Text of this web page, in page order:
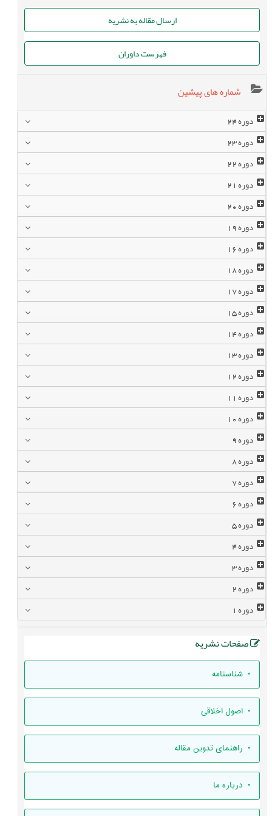
ارسال مقاله به نشریه
فهرست داوران
شماره های پیشین
دوره24
دوره23
دوره22
دوره21
دوره20
دوره19
دوره16
دوره18
دوره17
دوره15
دوره14
دوره13
دوره12
دوره11
دوره10
دوره9
دوره8
دوره7
دوره6
دوره5
دوره4
دوره3
دوره2
دوره1
صفحات نشریه
• شناسنامه
• اصول اخلاقی
• راهنمای تدوين مقاله
• درباره ما